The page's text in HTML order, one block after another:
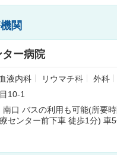
関
ター病院
血液内科 リウマチ科
外科
腎臓内科
皮膚科
科 放射線科 歯科
矯正
器内科 消化器内科 免疫
10-1
口 バスの利用も可能(所要
センター前下車 徒歩1分) 車